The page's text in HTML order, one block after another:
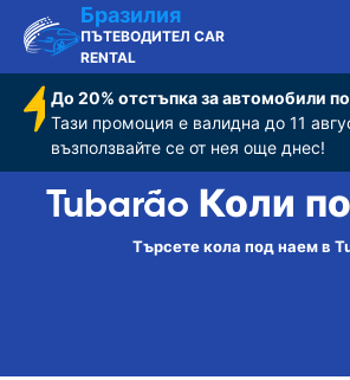
Бразилия
ПЪТЕВОДИТЕЛ CAR
RENTAL
До 20% отстъпка за автомобили
Тази промоция е валидна до 11
възползвайте се от нея още днес!
Tubarão Коли
Търсете кола под наем в